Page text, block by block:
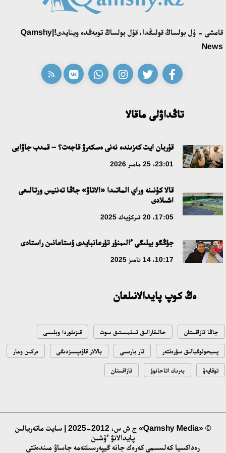
قونايەۆ قالاسىنىڭ اكىمى «سلاۆيان بازارى» بايقاۋىنىڭ جەڭىمپازى
اقەركە امالياتتى قابىلدادى
18:59، 20 شىلدە 2026
مە؟
18:16، 20 شىلدە 2026
ۇلتتىق ءارحيۆتىڭ اشىلعانىنا 20 جىل: نەگىزگى جەتىستىكتەرى مەن
دامۋ باعىتى
مەملەكەت باسشىسى كوبەيتۇز كولىنىڭ جاي-كۇيىنە نازار اۋداردى
التىن وردا تاريحىن وقىتۋدىڭ يننوۆاسيالىق تاسىلدەرى ەنگىزىلەدى
10:28، 15 شىلدە 2026
«تازا قازاقستان» اياسىندا شالكودەدە 7 تونناعا جۋىق قوقىس
قامشى - ۇل بولساڭ قولىڭدا، قۇل بولساڭ توبەڭدە وينايدى!|Qamshy
News
تاڭداۋلى ماقالا
قۇربان ايت كەزىندە نەنى ەسكەرۋ قاجەت؟ – قمدب جاۋابى
23:01، 25 مامىر 2026
قالا كۇنىنە وراي الماتىدا «الاتاۋ» جاڭا تەننيس ورتالىعى
اشىلادى
17:05، 20 قىركۇيەك 2025
جۇڭگو بيلىگى ءالىمنۇر تۇرعانبايدى ۇستاعانىن راستادى
10:17، 14 تامىز 2025
ەڭ كوپ پايدالانىلعان
جاڭا قازاقستان حالىقارالىق قىىلمىستىق سوت قىزىلوردا وبلىسى
پسيحولوگيالىق سۋرەتتەر قار بارىسى بالالار قاۋىپسىزدىگى ەركىن ومار
توقايەۆ بەرىك اتاحانوۆ قازاقستان
© «Qamshy Media» ج ش س، 2012-2025 | سايت ماتەريالىن
پايدالانۋ ءۇشىن
رەداكسيا كەلىسىمى كەرەك جانە گيپەرسىلتەمە جاساۋ مىندەتتى